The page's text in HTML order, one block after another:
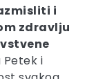
i
zdravlju
Petek i